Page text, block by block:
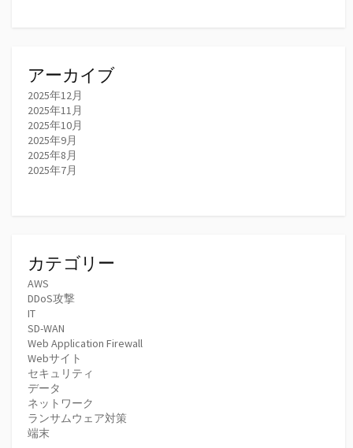
アーカイブ
2025年12月
2025年11月
2025年10月
2025年9月
2025年8月
2025年7月
カテゴリー
AWS
DDoS攻撃
IT
SD-WAN
Web Application Firewall
Webサイト
セキュリティ
データ
ネットワーク
ランサムウェア対策
端末